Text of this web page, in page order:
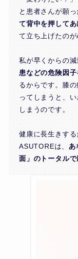
と患者さんが願っ
て背中を押して
て立ち上げたのが
私が早くからの減
患などの危険因
るからです。膝
ってしまうと、
しまうのです。
健康に長生きす
ASUTOREは、 あ
面」のトータルで